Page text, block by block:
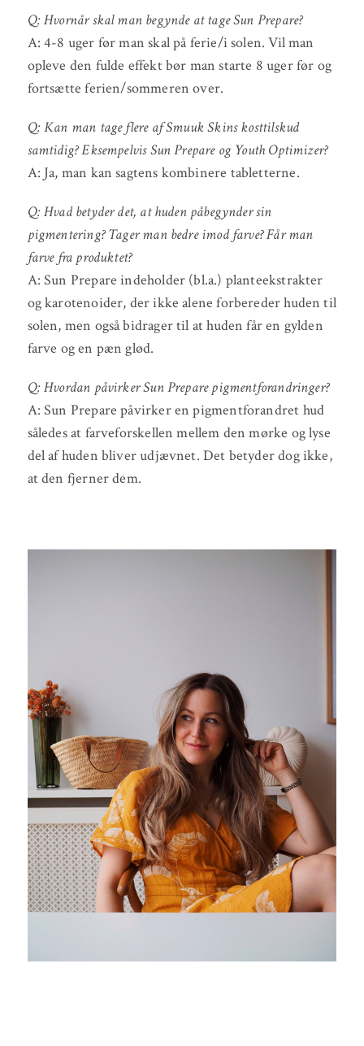
Q: Hvornår skal man begynde at tage Sun Prepare?
A: 4-8 uger før man skal på ferie/i solen. Vil man
opleve den fulde effekt bør man starte 8 uger før og
fortsætte ferien/sommeren over.
Q: Kan man tage flere af Smuuk Skins kosttilskud
samtidig? Eksempelvis Sun Prepare og Youth Optimizer?
A: Ja, man kan sagtens kombinere tabletterne.
Q: Hvad betyder det, at huden påbegynder sin
pigmentering? Tager man bedre imod farve? Får man
farve fra produktet?
A: Sun Prepare indeholder (bl.a.) planteekstrakter
og karotenoider, der ikke alene forbereder huden til
solen, men også bidrager til at huden får en gylden
farve og en pæn glød.
Q: Hvordan påvirker Sun Prepare pigmentforandringer?
A: Sun Prepare påvirker en pigmentforandret hud
således at farveforskellen mellem den mørke og lyse
del af huden bliver udjævnet. Det betyder dog ikke,
at den fjerner dem.